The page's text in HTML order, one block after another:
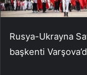
Rusya-Ukrayna
başkenti